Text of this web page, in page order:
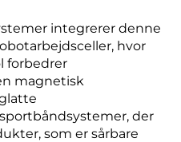
integrerer denne
hvor
forbedrer
magnetisk
der
som er sårbare